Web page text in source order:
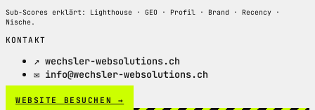
Sub-Scores erklärt: Lighthouse · GEO · Profil · Brand · Recency ·
Nische.
KONTAKT
↗ wechsler-websolutions.ch
✉ info@wechsler-websolutions.ch
WEBSITE BESUCHEN →